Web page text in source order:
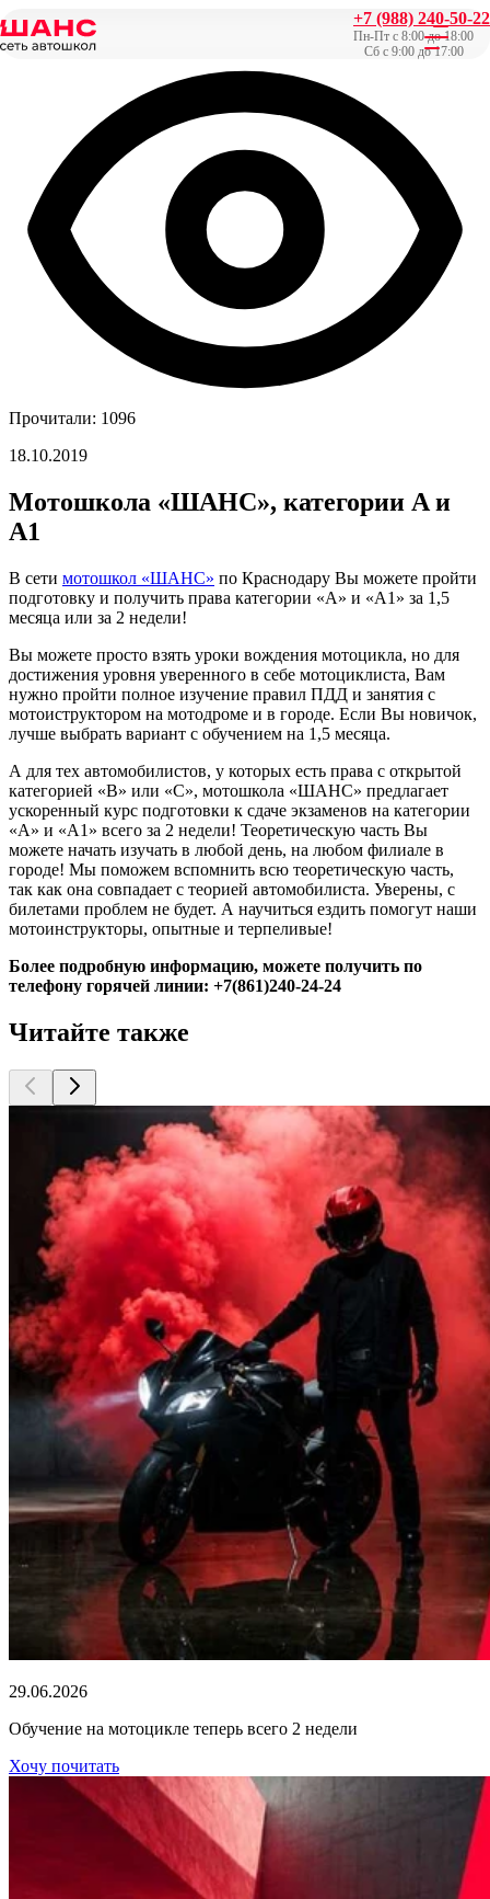
+7 (988) 240-50-22
Пн-Пт с 8:00 до 18:00
Сб с 9:00 до 17:00
Главная/Новости Мотошкола «ШАНС», категории A и A1
Прочитали: 1096
18.10.2019
Мотошкола «ШАНС», категории A и
A1
В сети мотошкол «ШАНС» по Краснодару Вы можете пройти
подготовку и получить права категории «А» и «А1» за 1,5
месяца или за 2 недели!
Вы можете просто взять уроки вождения мотоцикла, но для
достижения уровня уверенного в себе мотоциклиста, Вам
нужно пройти полное изучение правил ПДД и занятия с
мотоиструктором на мотодроме и в городе. Если Вы новичок,
лучше выбрать вариант с обучением на 1,5 месяца.
А для тех автомобилистов, у которых есть права с открытой
категорией «В» или «С», мотошкола «ШАНС» предлагает
ускоренный курс подготовки к сдаче экзаменов на категории
«А» и «А1» всего за 2 недели! Теоретическую часть Вы
можете начать изучать в любой день, на любом филиале в
городе! Мы поможем вспомнить всю теоретическую часть,
так как она совпадает с теорией автомобилиста. Уверены, с
билетами проблем не будет. А научиться ездить помогут наши
мотоинструкторы, опытные и терпеливые!
Более подробную информацию, можете получить по
телефону горячей линии: +7(861)240-24-24
Читайте также
29.06.2026
Обучение на мотоцикле теперь всего 2 недели
Хочу почитать